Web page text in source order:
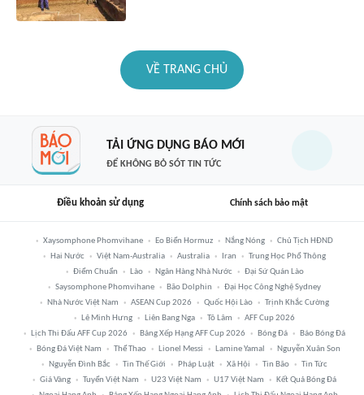
VỀ TRANG CHỦ
TẢI ỨNG DỤNG BÁO MỚI
ĐỂ KHÔNG BỎ SÓT TIN TỨC
Điều khoản sử dụng Chính sách bảo mật
Xaysomphone Phomvihane Eo Biển Hormuz Nắng Nóng
Chủ Tịch HĐND
Hai Nước
Việt Nam-Australia Australia Iran
Trung Học Phổ Thông
Điểm Chuẩn
Lào Ngân Hàng Nhà Nước
Đại Sứ Quán Lào
Saysomphone Phomvihane
Bão Dolphin
Đại Học Công Nghệ Sydney
Nhà Nước Việt Nam
ASEAN Cup 2026 Quốc Hội Lào
Trịnh Khắc Cường
Lê Minh Hưng
Liên Bang Nga Tô Lâm
AFF Cup 2026
Lịch Thi Đấu AFF Cup 2026
Bảng Xếp Hạng AFF Cup 2026 Bóng Đá
Báo Bóng Đá
Bóng Đá Việt Nam
Thể Thao Lionel Messi Lamine Yamal
Nguyễn Xuân Son
Nguyễn Đình Bắc
Tin Thế Giới Pháp Luật Xã Hội Tin Bão
Tin Tức
Giá Vàng
Tuyển Việt Nam U23 Việt Nam U17 Việt Nam
Kết Quả Bóng Đá